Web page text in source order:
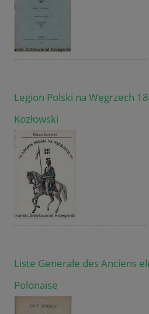
Legion Polski na Węgrzech
Kozłowski
Liste Generale des Anciens
Polonaise